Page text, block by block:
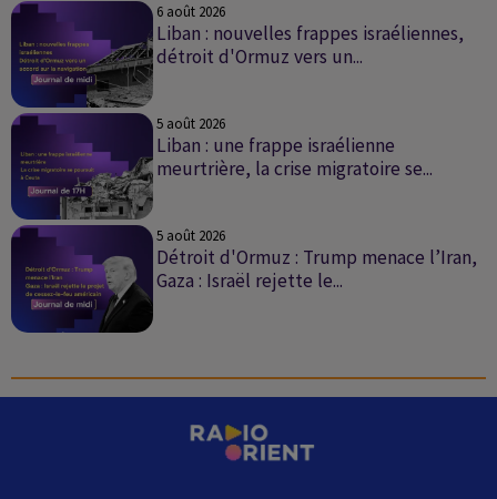
6 août 2026
Liban : nouvelles frappes israéliennes,
détroit d'Ormuz vers un...
5 août 2026
Liban : une frappe israélienne
meurtrière, la crise migratoire se...
5 août 2026
Détroit d'Ormuz : Trump menace l’Iran,
Gaza : Israël rejette le...